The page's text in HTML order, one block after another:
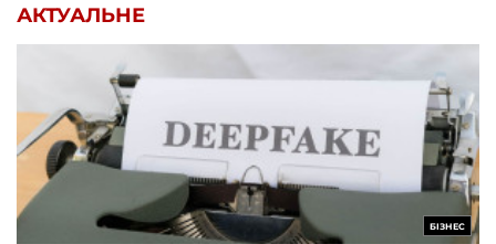
АКТУАЛЬНЕ
БІЗНЕС